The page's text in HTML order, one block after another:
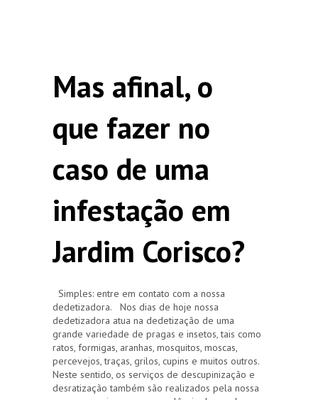
Mas afinal, o
que fazer no
caso de uma
infestação em
Jardim Corisco?
Simples: entre em contato com a nossa
dedetizadora. Nos dias de hoje nossa
dedetizadora atua na dedetização de uma
grande variedade de pragas e insetos, tais como
ratos, formigas, aranhas, mosquitos, moscas,
percevejos, traças, grilos, cupins e muitos outros.
Neste sentido, os serviços de descupinização e
desratização também são realizados pela nossa